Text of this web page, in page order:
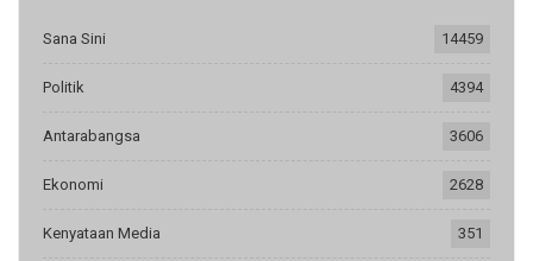
Sana Sini 14459
Politik 4394
Antarabangsa 3606
Ekonomi 2628
Kenyataan Media 351